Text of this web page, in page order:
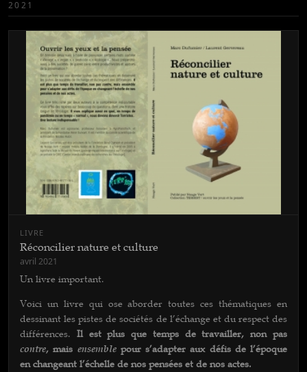
2021
LIVRE
Réconcilier nature et culture
avril 2021
Un livre important.
Voici un livre qui ose aborder toutes ces thématiques en
dessinant les pistes de sociétés de l’échange et du respect des
différences. Il est plus que temps de travailler, non pas
contre, mais ensemble pour s’adapter aux défis de l’époque
en changeant l’échelle de nos pensées et de nos actes.